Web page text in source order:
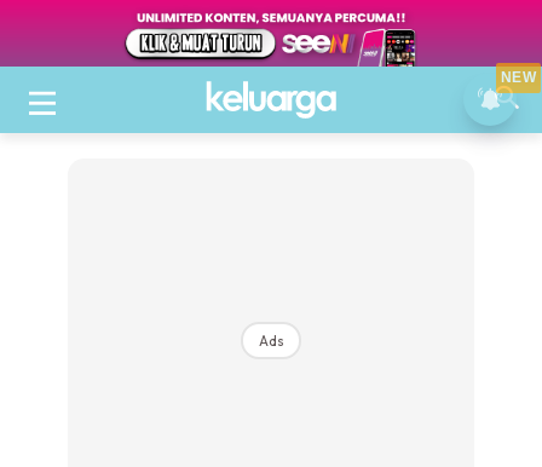
Ads
NEW